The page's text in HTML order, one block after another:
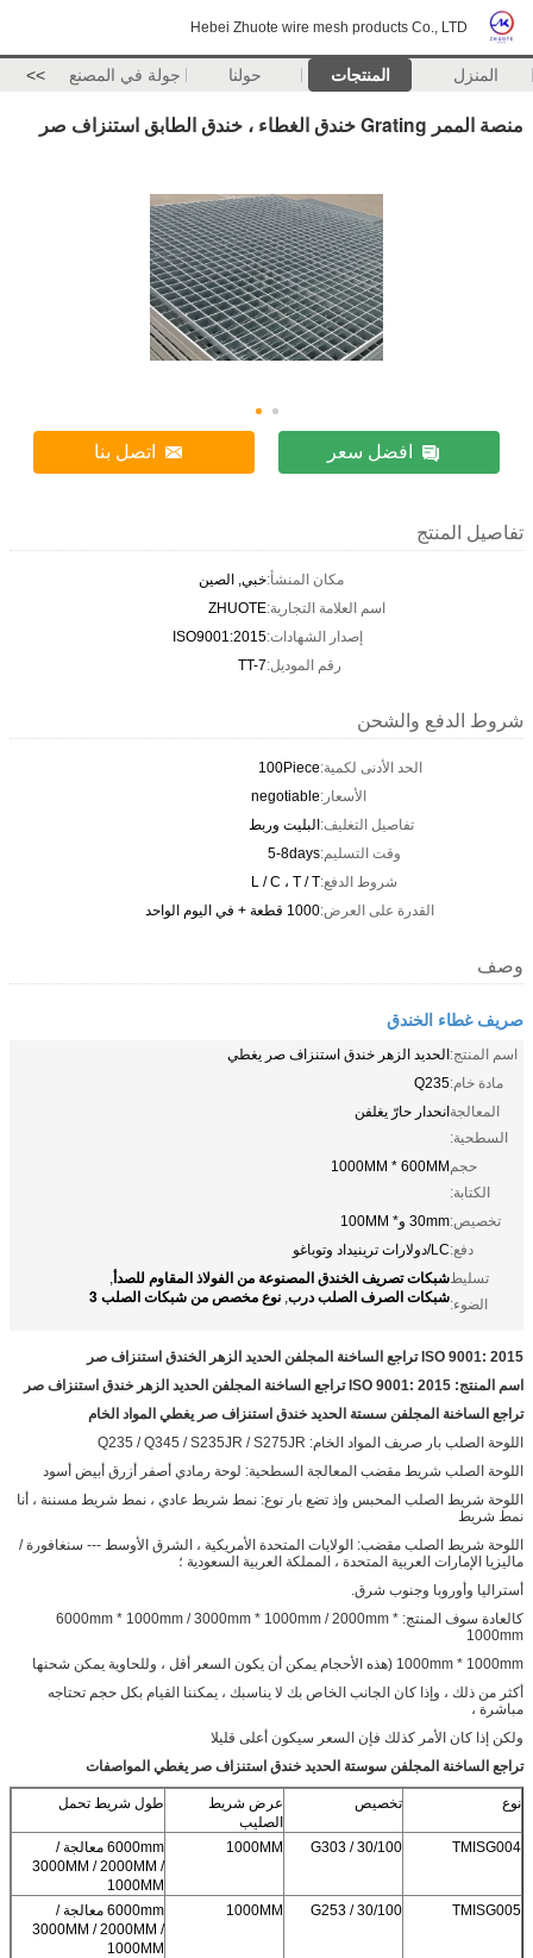
Hebei Zhuote wire mesh products Co., LTD
المنزل المنتجات حولنا جولة في المصنع >>
منصة الممر Grating خندق الغطاء ، خندق الطابق استنزاف صر
افضل سعر اتصل بنا
تفاصيل المنتج
مكان المنشأ:خبي, الصين
اسم العلامة التجارية:ZHUOTE
إصدار الشهادات:ISO9001:2015
رقم الموديل:TT-7
شروط الدفع والشحن
الحد الأدنى لكمية:100Piece
الأسعار:negotiable
تفاصيل التغليف:البليت وربط
وقت التسليم:5-8days
شروط الدفع:L / C ، T / T
القدرة على العرض:1000 قطعة + في اليوم الواحد
وصف
صريف غطاء الخندق
اسم المنتج:الحديد الزهر خندق استنزاف صر يغطي
مادة خام:Q235
المعالجة
السطحية:
انحدار حارّ يغلفن
حجم
الكتابة:
1000MM * 600MM
تخصيص:30mm و* 100MM
دفع:LC/دولارات ترينيداد وتوباغو
تسليط
الضوء:
شبكات تصريف الخندق المصنوعة من الفولاذ المقاوم للصدأ,
شبكات الصرف الصلب درب, نوع مخصص من شبكات الصلب 3
ISO 9001: 2015 تراجع الساخنة المجلفن الحديد الزهر الخندق استنزاف صر
اسم المنتج: ISO 9001: 2015 تراجع الساخنة المجلفن الحديد الزهر خندق استنزاف صر
تراجع الساخنة المجلفن سستة الحديد خندق استنزاف صر يغطي المواد الخام
اللوحة الصلب بار صريف المواد الخام: Q235 / Q345 / S235JR / S275JR
اللوحة الصلب شريط مقضب المعالجة السطحية: لوحة رمادي أصفر أزرق أبيض أسود
اللوحة شريط الصلب المحبس وإذ تضع بار نوع: نمط شريط عادي ، نمط شريط مسننة ، أنا
نمط شريط
اللوحة شريط الصلب مقضب: الولايات المتحدة الأمريكية ، الشرق الأوسط --- سنغافورة /
ماليزيا الإمارات العربية المتحدة ، المملكة العربية السعودية ؛
أستراليا وأوروبا وجنوب شرق.
كالعادة سوف المنتج: 6000mm * 1000mm / 3000mm * 1000mm / 2000mm *
1000mm
1000mm * 1000mm (هذه الأحجام يمكن أن يكون السعر أقل ، وللحاوية يمكن شحنها
أكثر من ذلك ، وإذا كان الجانب الخاص بك لا يناسبك ، يمكننا القيام بكل حجم تحتاجه
مباشرة ،
ولكن إذا كان الأمر كذلك فإن السعر سيكون أعلى قليلا
تراجع الساخنة المجلفن سوستة الحديد خندق استنزاف صر يغطي المواصفات
نوع تخصيص
عرض شريط
الصليب
طول شريط تحمل
TMISG004
G303 / 30/100
1000MM
6000mm معالجة /
3000MM / 2000MM /
1000MM
TMISG005
G253 / 30/100
1000MM
6000mm معالجة /
3000MM / 2000MM /
1000MM